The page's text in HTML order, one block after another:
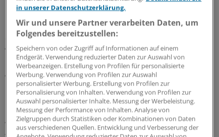
Und vielleicht noch ein drittes Beispiel: Seltene Formen
interstitieller Lungenerkrankungen sind oft schwer zu
diagnostizieren und zuzuordnen. Bei der Auswertung
von Thorax-Computertomografien könnten Radiologen
künftig Unterstützung durch elektronische
Analysewerkzeuge erhalten, die es erlauben, die
Diagnose früher zu stellen, als das bisher meist der Fall
Sie haben im Vorfeld des DGIMKongresses darauf
hingewiesen, dass vorhandene Informationsmöglichkeiten
in unserer Datenschutzerklärung.
Wir und unsere Partner verarbeiten Daten, um
Folgendes bereitzustellen:
Speichern von oder Zugriff auf Informationen auf einem
Endgerät. Verwendung reduzierter Daten zur Auswahl von
Werbeanzeigen. Erstellung von Profilen für personalisierte
Werbung. Verwendung von Profilen zur Auswahl
personalisierter Werbung. Erstellung von Profilen zur
Personalisierung von Inhalten. Verwendung von Profilen zur
Auswahl personalisierter Inhalte. Messung der Werbeleistung.
Messung der Performance von Inhalten. Analyse von
Zielgruppen durch Statistiken oder Kombinationen von Daten
aus verschiedenen Quellen. Entwicklung und Verbesserung der